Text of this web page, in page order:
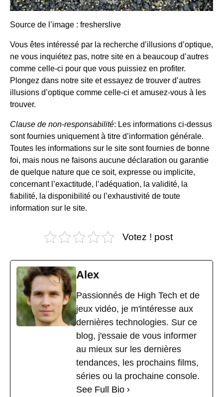
Source de l’image : fresherslive
Vous êtes intéressé par la recherche d’illusions d’optique,
ne vous inquiétez pas, notre site en a beaucoup d’autres
comme celle-ci pour que vous puissiez en profiter.
Plongez dans notre site et essayez de trouver d’autres
illusions d’optique comme celle-ci et amusez-vous à les
trouver.
Clause de non-responsabilité: Les informations ci-dessus
sont fournies uniquement à titre d’information générale.
Toutes les informations sur le site sont fournies de bonne
foi, mais nous ne faisons aucune déclaration ou garantie
de quelque nature que ce soit, expresse ou implicite,
concernant l’exactitude, l’adéquation, la validité, la
fiabilité, la disponibilité ou l’exhaustivité de toute
information sur le site.
Votez ! post
Alex
Passionnés de High Tech et de
jeux vidéo, je m'intéresse aux
dernières technologies. Sur ce
blog, j'essaie de vous informer
au mieux sur les dernières
tendances, les prochains films,
séries ou la prochaine console.
See Full Bio